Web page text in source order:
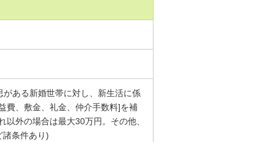
ある新婚世帯に対し、新生活に係
費、敷金、礼金、仲介手数料]を補
外の場合は最大30万円。その他、
諸条件あり)